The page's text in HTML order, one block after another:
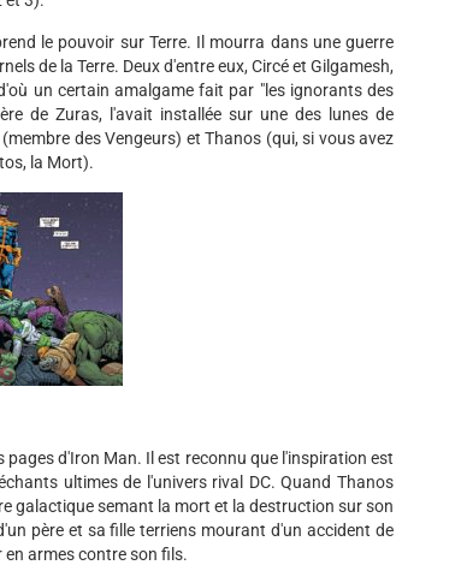
le pouvoir sur Terre. Il mourra dans une guerre
de la Terre. Deux d'entre eux, Circé et Gilgamesh,
un certain amalgame fait par "les ignorants des
de Zuras, l'avait installée sur une des lunes de
des Vengeurs) et Thanos (qui, si vous avez
la Mort).
d'Iron Man. Il est reconnu que l'inspiration est
ultimes de l'univers rival DC. Quand Thanos
galactique semant la mort et la destruction sur son
père et sa fille terriens mourant d'un accident de
armes contre son fils.